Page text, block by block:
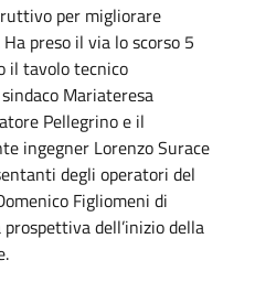
per migliorare
preso il via lo scorso 5
il tavolo tecnico
Mariateresa
Pellegrino e il
ingegner Lorenzo Surace
degli operatori del
Figliomeni di
dell’inizio della